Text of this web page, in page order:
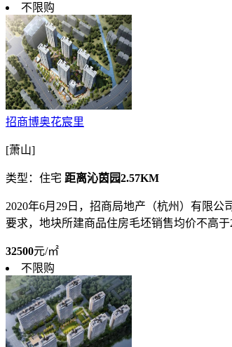
不限购
招商博奥花宸里
[萧山]
类型：住宅 距离沁茵园2.57KM
2020年6月29日，招商局地产（杭州）有限公
要求，地块所建商品住房毛坯销售均价不高
32500元/㎡
不限购